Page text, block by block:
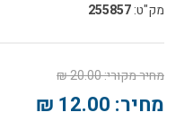
מק"ט:255857
מחיר מקורי:20.00 ₪
מחיר: 12.00 ₪